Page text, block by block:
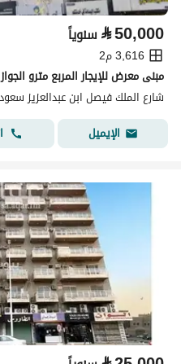
⃁50,000 سنوياً
3,616 م2
مبنى معرض للإيجار المربع مترو
شارع الملك فيصل ابن عبدالعزيز
الإيميل